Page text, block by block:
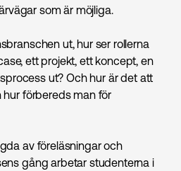
som är möjliga.
ut, hur ser rollerna
ett projekt, ett koncept, en
ut? Och hur är det att
förbereds man för
av föreläsningar och
gång arbetar studenterna i